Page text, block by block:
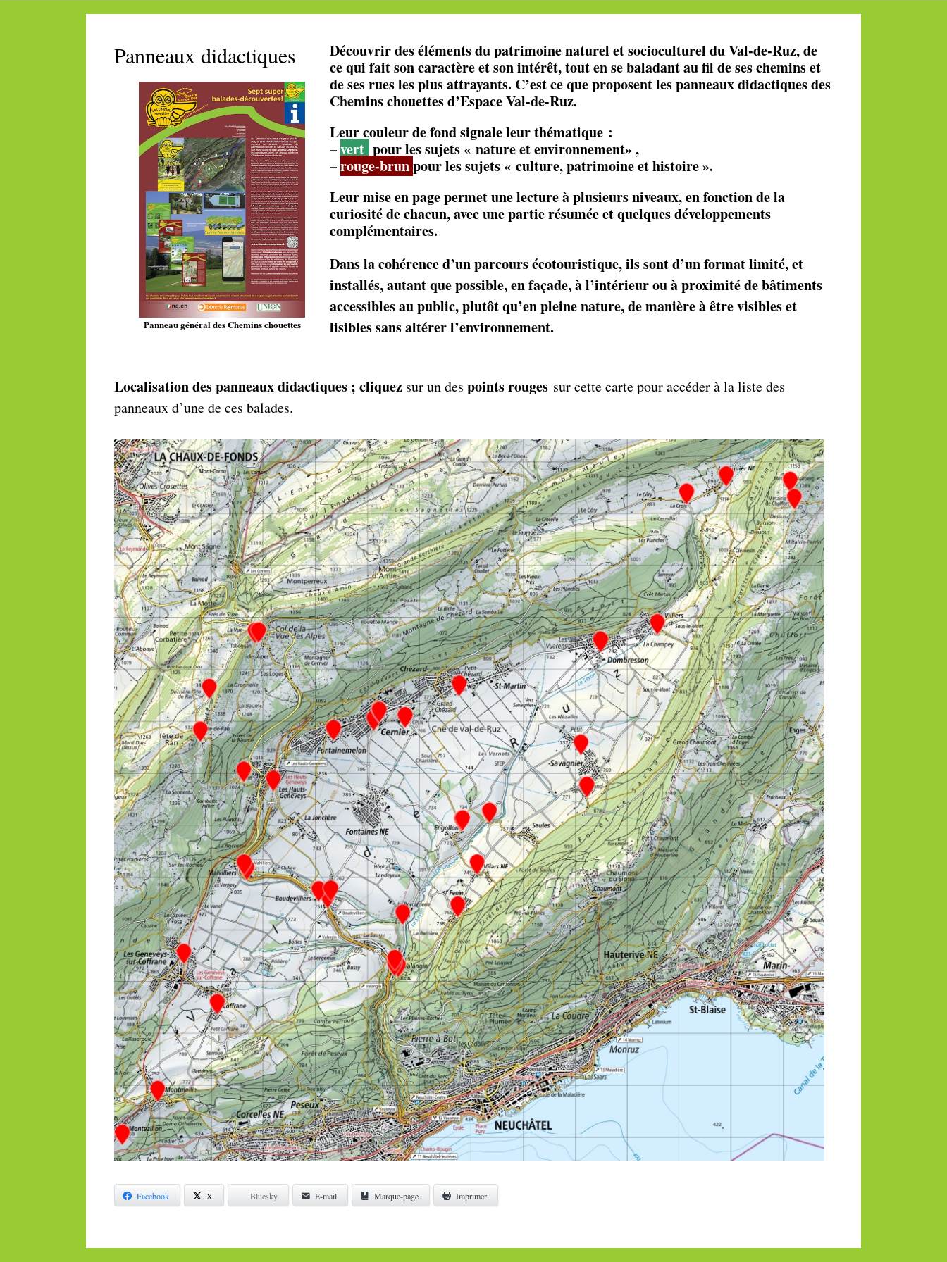
Panneaux didactiques
Panneau général des Chemins chouettes
Découvrir des éléments du patrimoine naturel et socioculturel du Val-de-Ruz, de
ce qui fait son caractère et son intérêt, tout en se baladant au fil de ses chemins et
de ses rues les plus attrayants. C’est ce que proposent les panneaux didactiques des
Chemins chouettes d’Espace Val-de-Ruz.
Leur couleur de fond signale leur thématique :
–vert pour les sujets « nature et environnement»,
–rouge-brunpour les sujets « culture, patrimoine et histoire ».
Leur mise en page permet une lecture à plusieurs niveaux, en fonction de la
curiosité de chacun, avec une partie résumée et quelques développements
complémentaires.
Dans la cohérence d’un parcours écotouristique, ils sont d’un format limité, et
installés, autant que possible, en façade, à l’intérieur ou à proximité de bâtiments
accessibles au public, plutôt qu’en pleine nature, de manière à être visibles et
lisibles sans altérer l’environnement.
Localisation des panneaux didactiques ; cliquez sur un des points rouges sur cette carte pour accéder à la liste des
panneaux d’une de ces balades.
Facebook X Bluesky E-mail Marque-page Imprimer